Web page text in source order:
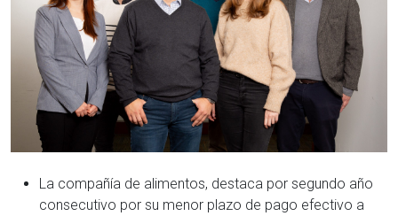
La compañía de alimentos, destaca por segundo año
consecutivo por su menor plazo de pago efectivo a